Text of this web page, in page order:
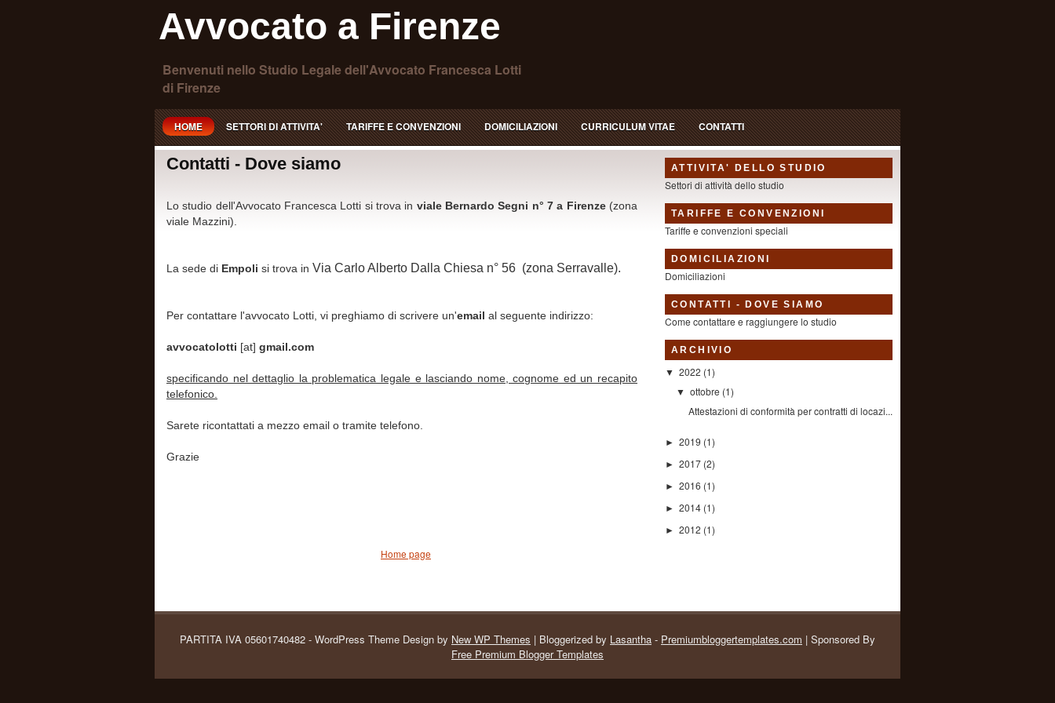
Avvocato a Firenze
Benvenuti nello Studio Legale dell'Avvocato Francesca Lotti
di Firenze
HOME SETTORI DI ATTIVITA' TARIFFE E CONVENZIONI DOMICILIAZIONI CURRICULUM VITAE CONTATTI
Contatti - Dove siamo
Lo studio dell'Avvocato Francesca Lotti si trova in viale Bernardo Segni n° 7 a Firenze(zona
viale Mazzini).
La sede di Empoli si trova in Via Carlo Alberto Dalla Chiesa n° 56 (zona Serravalle).
Per contattare l'avvocato Lotti, vi preghiamo di scrivere un'email al seguente indirizzo:
avvocatolotti [at] gmail.com
specificando nel dettaglio la problematica legale e lasciando nome, cognome ed un recapito
telefonico.
Sarete ricontattati a mezzo email o tramite telefono.
Grazie
Home page
ATTIVITA' DELLO STUDIO
Settori di attività dello studio
TARIFFE E CONVENZIONI
Tariffe e convenzioni speciali
DOMICILIAZIONI
Domiciliazioni
CONTATTI - DOVE SIAMO
Come contattare e raggiungere lo studio
ARCHIVIO
▼ 2022 (1)
▼ottobre (1)
Attestazioni di conformità per contratti di locazi...
► 2019 (1)
► 2017 (2)
► 2016 (1)
► 2014 (1)
► 2012 (1)
PARTITA IVA 05601740482 - WordPress Theme Design by New WP Themes | Bloggerized by Lasantha - Premiumbloggertemplates.com | Sponsored By
Free Premium Blogger Templates